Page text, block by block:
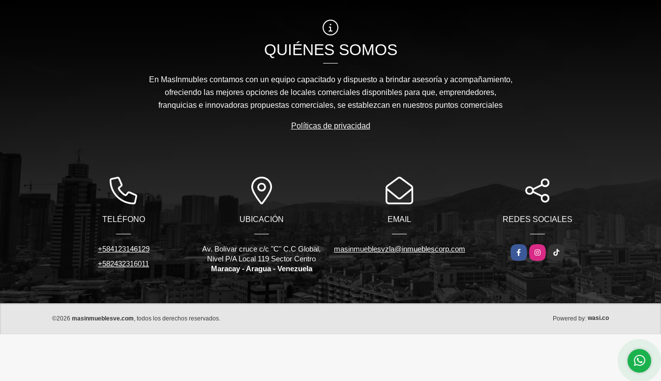
QUIÉNES SOMOS
En MasInmubles contamos con un equipo capacitado y dispuesto a brindar asesoría y acompañamiento,
ofreciendo las mejores opciones de locales comerciales disponibles para que, emprendedores,
franquicias e innovadoras propuestas comerciales, se establezcan en nuestros puntos comerciales
Políticas de privacidad
TELÉFONO
+584123146129
+582432316011
UBICACIÓN
Av. Bolívar cruce c/c "C" C.C Global,
Nivel P/A Local 119 Sector Centro
Maracay - Aragua - Venezuela
EMAIL
masinmueblesvzla@inmueblescorp.com
REDES SOCIALES
FacebookInstagram
TikTok
©2026 masinmueblesve.com , todos los derechos reservados. Powered by: wasi.co